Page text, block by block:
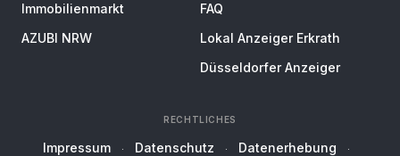
Immobilienmarkt
AZUBI NRW
FAQ
Lokal Anzeiger Erkrath
Düsseldorfer Anzeiger
RECHTLICHES
Impressum Datenschutz Datenerhebung